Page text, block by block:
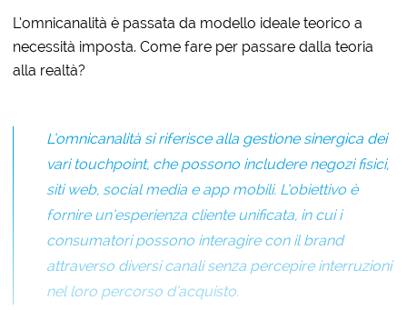
L’omnicanalità è passata da modello ideale teorico a
necessità imposta. Come fare per passare dalla teoria
alla realtà?
L’omnicanalità si riferisce alla gestione sinergica dei
vari touchpoint, che possono includere negozi fisici,
siti web, social media e app mobili. L’obiettivo è
fornire un’esperienza cliente unificata, in cui i
consumatori possono interagire con il brand
attraverso diversi canali senza percepire interruzioni
nel loro percorso d’acquisto.